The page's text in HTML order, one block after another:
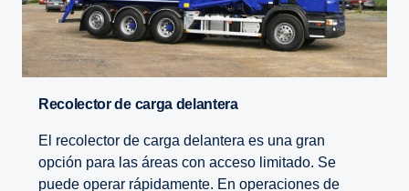
Recolector de carga delantera
El recolector de carga delantera es una gran
opción para las áreas con acceso limitado. Se
puede operar rápidamente. En operaciones de